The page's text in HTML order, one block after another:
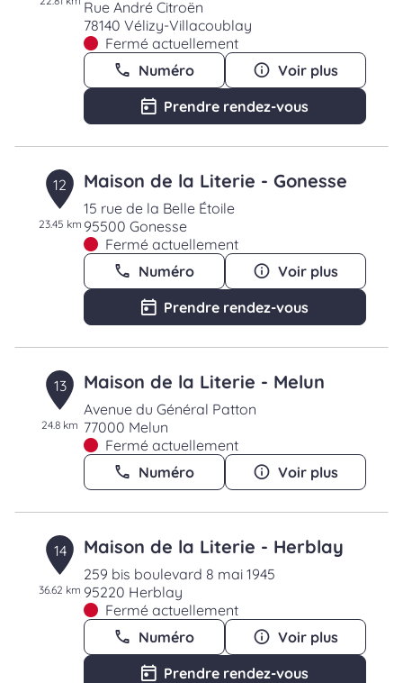
Rue André Citroën
78140 Vélizy-Villacoublay
Fermé actuellement
Numéro
Voir plus
Prendre rendez-vous
12
23.45 km
Maison de la Literie - Gonesse
15 rue de la Belle Étoile
95500 Gonesse
Fermé actuellement
Numéro
Voir plus
Prendre rendez-vous
13
24.8 km
Maison de la Literie - Melun
Avenue du Général Patton
77000 Melun
Fermé actuellement
Numéro
Voir plus
14
36.62 km
Maison de la Literie - Herblay
259 bis boulevard 8 mai 1945
95220 Herblay
Fermé actuellement
Numéro
Voir plus
Prendre rendez-vous